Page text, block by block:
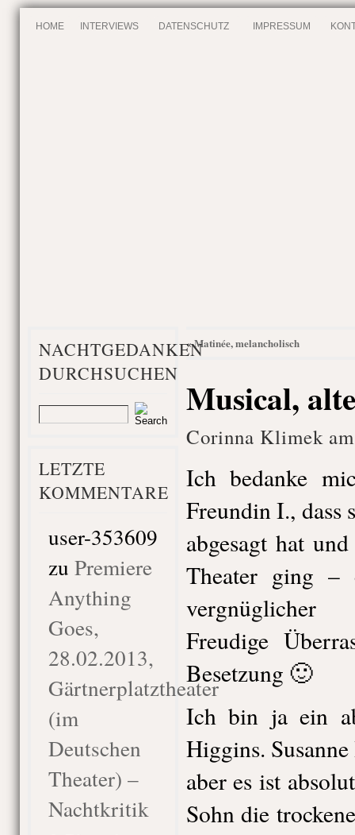
HOME INTERVIEWS DATENSCHUTZ IMPRESSUM
NACHTGEDANKEN
DURCHSUCHEN
LETZTE
KOMMENTARE
user-353609
zu Premiere
Anything
Goes,
28.02.2013,
Gärtnerplatztheater
(im
Deutschen
Theater) –
Nachtkritik
«Matinée, melancholisch
Musical,
Corinna Klimek
Ich bedanke
Freundin I., dass
abgesagt hat
Theater ging –
Freudige
Besetzung 🙂
Ich bin ja ein
Higgins.
aber es ist
Sohn die